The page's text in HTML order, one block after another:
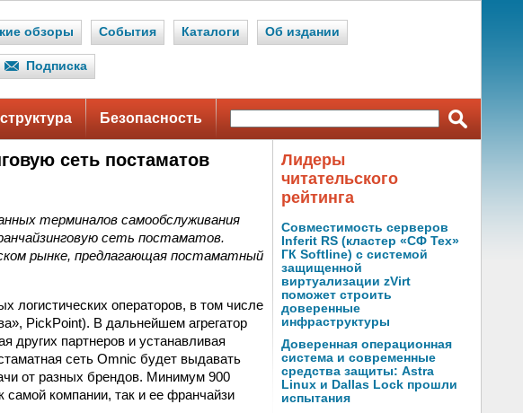
обзоры События Каталоги Об издании
Подписка
Безопасность
сеть постаматов
терминалов самообслуживания
сеть постаматов.
рынке, предлагающая постаматный
логистических операторов, в том числе
PickPoint). В дальнейшем агрегатор
других партнеров и устанавливая
сеть Omnic будет выдавать
от разных брендов. Минимум 900
самой компании, так и ее франчайзи
Лидеры
читательского
рейтинга
Совместимость серверов
Inferit RS (кластер «СФ Тех»
ГК Softline) с системой
защищенной
виртуализации zVirt
поможет строить
доверенные
инфраструктуры
Доверенная операционная
система и современные
средства защиты: Astra
Linux и Dallas Lock прошли
испытания